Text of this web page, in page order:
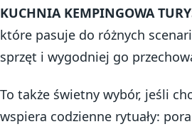
KUCHNIA KEMPINGOWA
które pasuje do różnych
sprzęt i wygodniej go
To także świetny wybór, jeśli
wspiera codzienne rytuały: